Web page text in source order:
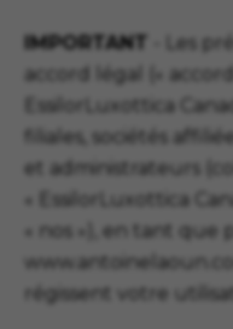
IMPORTANT - Les
accord légal («
EssilorLuxottica
filiales, sociétés
et administrateurs
« EssilorLuxottica
« nos »), en tant que
régissent votre